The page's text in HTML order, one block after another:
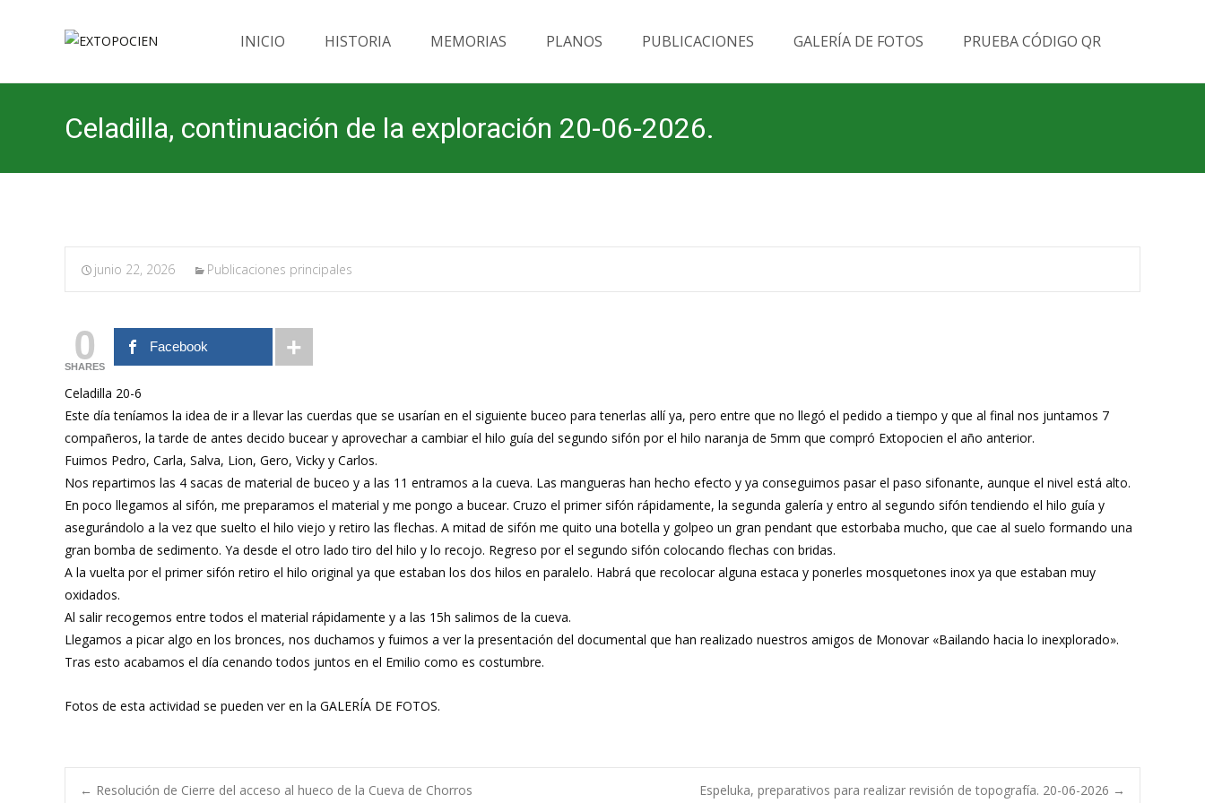
INICIO HISTORIA MEMORIAS PLANOS PUBLICACIONES GALERÍA DE FOTOS PRUEBA CÓDIGO QR
Celadilla, continuación de la exploración 20-06-2026.
junio 22, 2026 Publicaciones principales
0
SHARES
Facebook
Celadilla 20-6
Este día teníamos la idea de ir a llevar las cuerdas que se usarían en el siguiente buceo para tenerlas allí ya, pero entre que no llegó el pedido a tiempo y que al final nos juntamos 7
compañeros, la tarde de antes decido bucear y aprovechar a cambiar el hilo guía del segundo sifón por el hilo naranja de 5mm que compró Extopocien el año anterior.
Fuimos Pedro, Carla, Salva, Lion, Gero, Vicky y Carlos.
Nos repartimos las 4 sacas de material de buceo y a las 11 entramos a la cueva. Las mangueras han hecho efecto y ya conseguimos pasar el paso sifonante, aunque el nivel está alto.
En poco llegamos al sifón, me preparamos el material y me pongo a bucear. Cruzo el primer sifón rápidamente, la segunda galería y entro al segundo sifón tendiendo el hilo guía y
asegurándolo a la vez que suelto el hilo viejo y retiro las flechas. A mitad de sifón me quito una botella y golpeo un gran pendant que estorbaba mucho, que cae al suelo formando una
gran bomba de sedimento. Ya desde el otro lado tiro del hilo y lo recojo. Regreso por el segundo sifón colocando flechas con bridas.
A la vuelta por el primer sifón retiro el hilo original ya que estaban los dos hilos en paralelo. Habrá que recolocar alguna estaca y ponerles mosquetones inox ya que estaban muy
oxidados.
Al salir recogemos entre todos el material rápidamente y a las 15h salimos de la cueva.
Llegamos a picar algo en los bronces, nos duchamos y fuimos a ver la presentación del documental que han realizado nuestros amigos de Monovar «Bailando hacia lo inexplorado».
Tras esto acabamos el día cenando todos juntos en el Emilio como es costumbre.
Fotos de esta actividad se pueden ver en la GALERÍA DE FOTOS.
← Resolución de Cierre del acceso al hueco de la Cueva de Chorros Espeluka, preparativos para realizar revisión de topografía. 20-06-2026 →